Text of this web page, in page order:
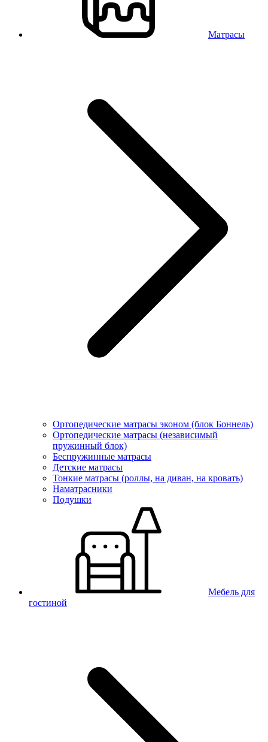
Матрасы
Ортопедические матрасы эконом (блок Боннель)
Ортопедические матрасы (независимый
пружинный блок)
Беcпружинные матрасы
Детские матрасы
Тонкие матрасы (роллы, на диван, на кровать)
Наматрасники
Подушки
Мебель для
гостиной